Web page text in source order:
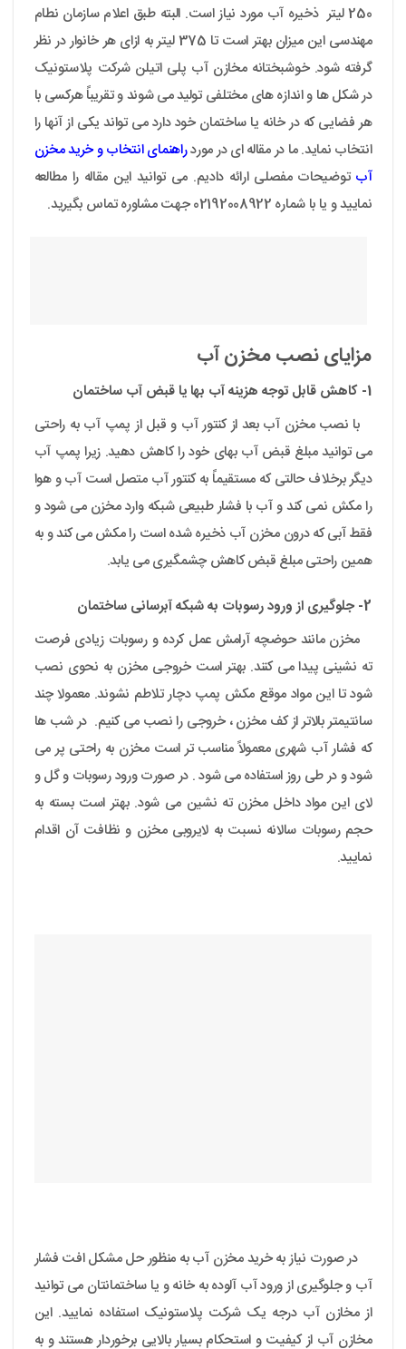
250 لیتر ذخیره آب مورد نیاز است. البته طبق اعلام سازمان نطام
مهندسی این میزان بهتر است تا 375 لیتر به ازای هر خانوار در نظر
گرفته شود. خوشبختانه مخازن آب پلی اتیلن شرکت پلاستونیک
در شکل ها و اندازه های مختلفی تولید می شوند و تقریباً هرکسی با
هر فضایی که در خانه یا ساختمان خود دارد می تواند یکی از آنها را
انتخاب نماید. ما در مقاله ای در موردراهنمای انتخاب و خرید مخزن
آبتوضیحات مفصلی ارائه دادیم. می توانید این مقاله را مطالعه
نمایید و یا با شماره 02192008922 جهت مشاوره تماس بگیرید.
مزایای نصب مخزن آب
با نصب مخزن آب بعد از کنتور آب و قبل از پمپ آب به راحتی
می توانید مبلغ قبض آب بهای خود را کاهش دهید. زیرا پمپ آب
دیگر برخلاف حالتی که مستقیماً به کنتور آب متصل است آب و هوا
را مکش نمی کند و آب با فشار طبیعی شبکه وارد مخزن می شود و
فقط آبی که درون مخزن آب ذخیره شده است را مکش می کند و به
همین راحتی مبلغ قبض کاهش چشمگیری می یابد.
2- جلوگیری از ورود رسوبات به شبکه آبرسانی ساختمان
مخزن مانند حوضچه آرامش عمل کرده و رسوبات زیادی فرصت
ته نشینی پیدا می کنند. بهتر است خروجی مخزن به نحوی نصب
شود تا این مواد موقع مکش پمپ دچار تلاطم نشوند. معمولا چند
سانتیمتر بالاتر از کف مخزن ، خروجی را نصب می کنیم. در شب ها
که فشار آب شهری معمولاً مناسب تر است مخزن به راحتی پر می
شود و در طی روز استفاده می شود . در صورت ورود رسوبات و گل و
لای این مواد داخل مخزن ته نشین می شود. بهتر است بسته به
حجم رسوبات سالانه نسبت به لایروبی مخزن و نظافت آن اقدام
نمایید.
در صورت نیاز به خرید مخزن آب به منظور حل مشکل افت فشار
آب و جلوگیری از ورود آب آلوده به خانه و یا ساختمانتان می توانید
از مخازن آب درجه یک شرکت پلاستونیک استفاده نمایید. این
مخازن آب از کیفیت و استحکام بسیار بالایی برخوردار هستند و به